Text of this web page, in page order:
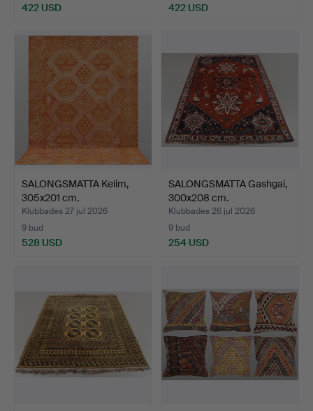
422 USD 422 USD
SALONGSMATTA Kelim,
305x201 cm.
Klubbades 27 jul 2026
9 bud
528 USD
SALONGSMATTA Gashgai,
300x208 cm.
Klubbades 26 jul 2026
9 bud
254 USD